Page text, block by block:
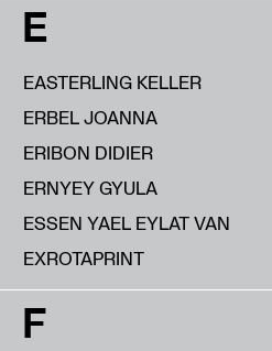
E
EASTERLING KELLER
ERBEL JOANNA
ERIBON DIDIER
ERNYEY GYULA
ESSEN YAEL EYLAT VAN
EXROTAPRINT
F